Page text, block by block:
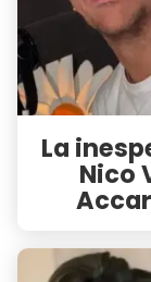
La
Nico